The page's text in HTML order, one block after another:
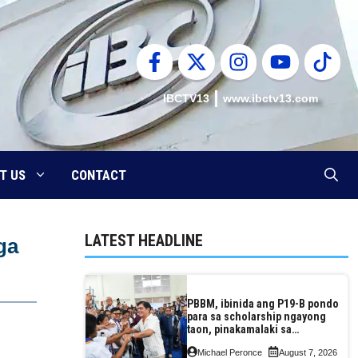
IBCTV13 www.ibctv13.com
US CONTACT
LATEST HEADLINE
PBBM, ibinida ang P19-B pondo
para sa scholarship ngayong
taon, pinakamalaki sa
Michael Peronce August 7, 2026